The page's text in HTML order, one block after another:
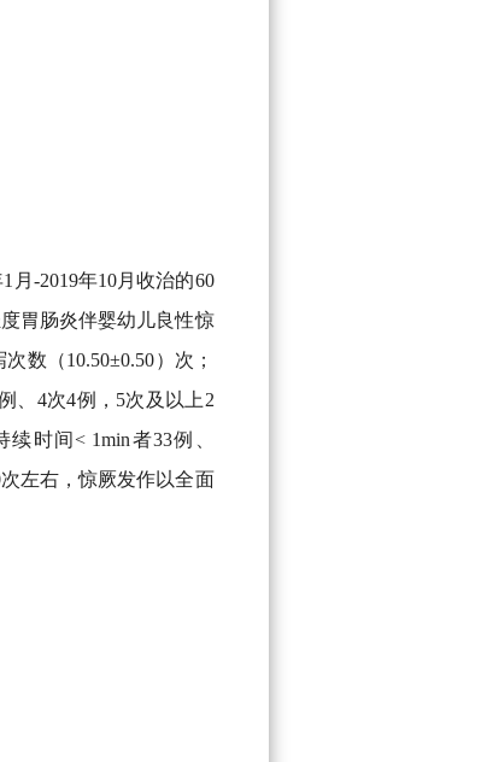
月-2019年10月收治的60
胃肠炎伴婴幼儿良性惊
数（10.50±0.50）次；
、4次4例，5次及以上2
时间< 1min者33例、
左右，惊厥发作以全面